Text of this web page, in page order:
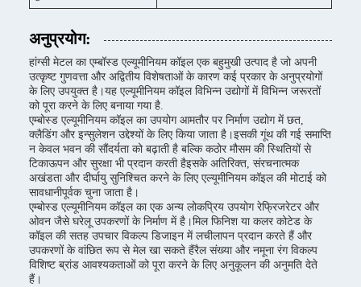
अनुप्रयोग:
हांग्सी मेटल का एम्बॉस्ड एल्यूमीनियम कॉइल एक बहुमुखी उत्पाद है जो अपनी
उत्कृष्ट गुणवत्ता और अद्वितीय विशेषताओं के कारण कई प्रकार के अनुप्रयोगों
के लिए उपयुक्त है।यह एल्यूमीनियम कॉइल विभिन्न उद्योगों में विभिन्न जरूरतों
को पूरा करने के लिए बनाया गया है.
एम्बोस्ड एल्यूमीनियम कॉइल का उपयोग आमतौर पर निर्माण उद्योग में छत,
क्लैडिंग और इन्सुलेशन उद्देश्यों के लिए किया जाता है।इसकी गूंथ की गई समाप्ति
न केवल भवन की सौंदर्यता को बढ़ाती है बल्कि कठोर मौसम की स्थितियों से
टिकाऊपन और सुरक्षा भी प्रदान करती हैइसके अतिरिक्त, संरचनात्मक
अखंडता और दीर्घायु सुनिश्चित करने के लिए एल्यूमीनियम कॉइल की मोटाई को
सावधानीपूर्वक चुना जाता है।
एम्बोस्ड एल्यूमीनियम कॉइल का एक अन्य लोकप्रिय उपयोग रेफ्रिजरेटर और
ओवन जैसे घरेलू उपकरणों के निर्माण में है।मिल फिनिश या कलर कोटेड के
कॉइल की सतह उपचार विकल्प डिजाइन में लचीलापन प्रदान करते हैं और
उपकरणों के वांछित रूप से मेल खा सकते हैंरैल संख्या और नमूना रंग विकल्प
विशिष्ट ब्रांड आवश्यकताओं को पूरा करने के लिए अनुकूलन की अनुमति देते
हैं।